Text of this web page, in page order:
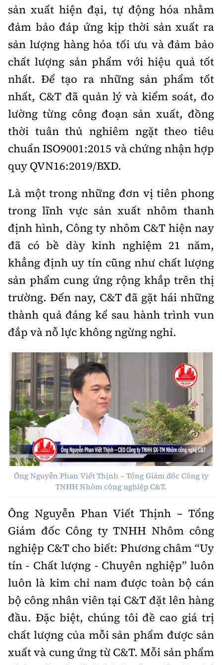
sản xuất hiện đại, tự động hóa nhằm
đảm bảo đáp ứng kịp thời sản xuất ra
sản lượng hàng hóa tối ưu và đảm bảo
chất lượng sản phẩm với hiệu quả tốt
nhất. Để tạo ra những sản phẩm tốt
nhất, C&T đã quản lý và kiểm soát, đo
lường từng công đoạn sản xuất, đồng
thời tuân thủ nghiêm ngặt theo tiêu
chuẩn ISO9001:2015 và chứng nhận hợp
quy QVN16:2019/BXD.
Là một trong những đơn vị tiên phong
trong lĩnh vực sản xuất nhôm thanh
định hình, Công ty nhôm C&T hiện nay
đã có bề dày kinh nghiệm 21 năm,
khẳng định uy tín cũng như chất lượng
sản phẩm cung ứng rộng khắp trên thị
trường. Đến nay, C&T đã gặt hái những
thành quả đáng kể sau hành trình vun
đắp và nỗ lực không ngừng nghỉ.
Ông Nguyễn Phan Viết Thịnh – Tổng Giám đốc Công ty
TNHH Nhôm công nghiệp C&T.
Ông Nguyễn Phan Viết Thịnh – Tổng
Giám đốc Công ty TNHH Nhôm công
nghiệp C&T cho biết: Phương châm “Uy
tín - Chất lượng - Chuyên nghiệp” luôn
luôn là kim chỉ nam được toàn bộ cán
bộ công nhân viên tại C&T đặt lên hàng
đầu. Đặc biệt, chúng tôi đề cao giá trị
chất lượng của mỗi sản phẩm được sản
xuất và cung ứng từ C&T. Mỗi sản phẩm